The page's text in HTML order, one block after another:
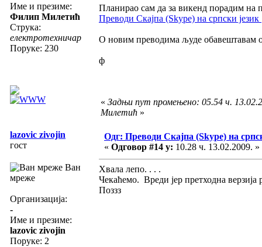
Име и презиме:
Филип Милетић
Струка:
електротехничар
Поруке: 230
Планирао сам да за викенд порадим на
Преводи Скајпа (Skype) на српски
О новим преводима људе обавештавам
ф
« Задњи пут промењено: 05.54 ч.
Милетић »
lazovic zivojin
гост
Ван
мреже
Организација:
-
Име и презиме:
lazovic zivojin
Поруке: 2
Одг: Преводи Скајпа (Skype) на
« Одговор #14 у: 10.28 ч. 13.02.2009. »
Хвала лепо. . . .
Чекаћемо. Вреди јер претходна верзија
Поззз